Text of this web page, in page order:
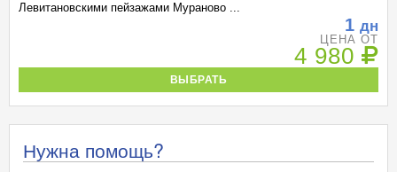
Левитановскими пейзажами Мураново ...
1 дн
ЦЕНА ОТ
4 980
ВЫБРАТЬ
Нужна помощь?